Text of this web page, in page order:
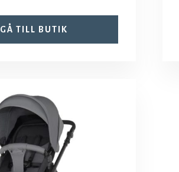
GÅ TILL BUTIK